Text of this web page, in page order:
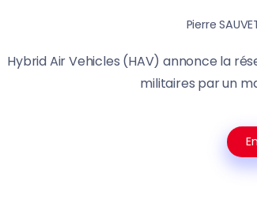
Pierre
Hybrid Air Vehicles (HAV) annonce la
militaires par un